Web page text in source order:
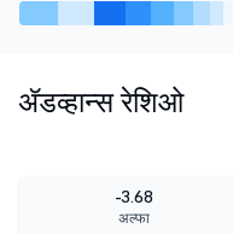
ॲडव्हान्स रेशिओ
-3.68
अल्फा